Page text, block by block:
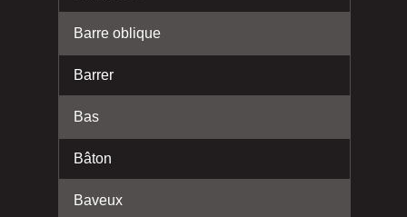
Barre oblique
Barrer
Bas
Bâton
Baveux